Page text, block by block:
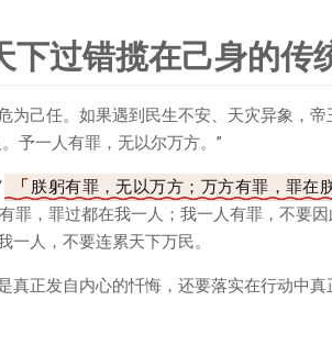
下过错揽在己身的传
为己任。如果遇到民生不安、天灾异象，
予一人有罪，无以尔万方。”
朕躬有罪，无以万方；万方有罪，罪在
罪，罪过都在我一人；我一人有罪，不要
一人，不要连累天下万民。
真正发自内心的忏悔，还要落实在行动中